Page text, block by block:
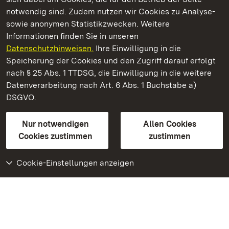
notwendig sind. Zudem nutzen wir Cookies zu Analyse-
sowie anonymen Statistikzwecken. Weitere
Informationen finden Sie in unseren
Datenschutzhinweisen. Ihre Einwilligung in die
Speicherung der Cookies und den Zugriff darauf erfolgt
nach § 25 Abs. 1 TTDSG, die Einwilligung in die weitere
Datenverarbeitung nach Art. 6 Abs. 1 Buchstabe a)
DSGVO.
Nur notwendigen
Cookies zustimmen
Allen Cookies
zustimmen
Cookie-Einstellungen anzeigen
Staatliche Schlösser und Gärten Baden‑Württemberg
Staatliche Schlösser und Gärten Baden-Württemberg
Kontakt
GebärdenspracheLeichte Sprache
Erklärung zur Barrierefreiheit
BITV-konform (geprüfte Seiten)
Weiteres